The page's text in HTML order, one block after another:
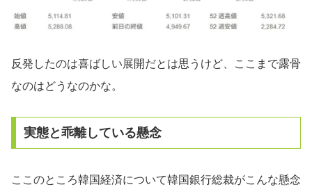
反発したのは喜ばしい展開だとは思うけど、ここまで露骨
なのはどうなのかな。
実態と乖離している懸念
ここのところ韓国経済について韓国銀行総裁がこんな懸念